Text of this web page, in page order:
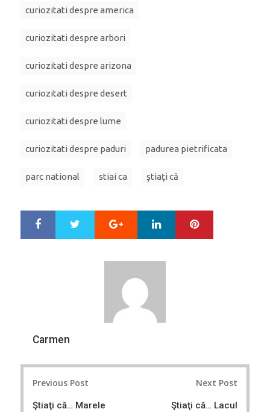
curiozitati despre america
curiozitati despre arbori
curiozitati despre arizona
curiozitati despre desert
curiozitati despre lume
curiozitati despre paduri padurea pietrificata
parc national stiai ca ştiaţi că
Google+ LinkedIn
Carmen
Previous Post
Ştiaţi că… Marele
Next Post
Ştiaţi că… Lacul